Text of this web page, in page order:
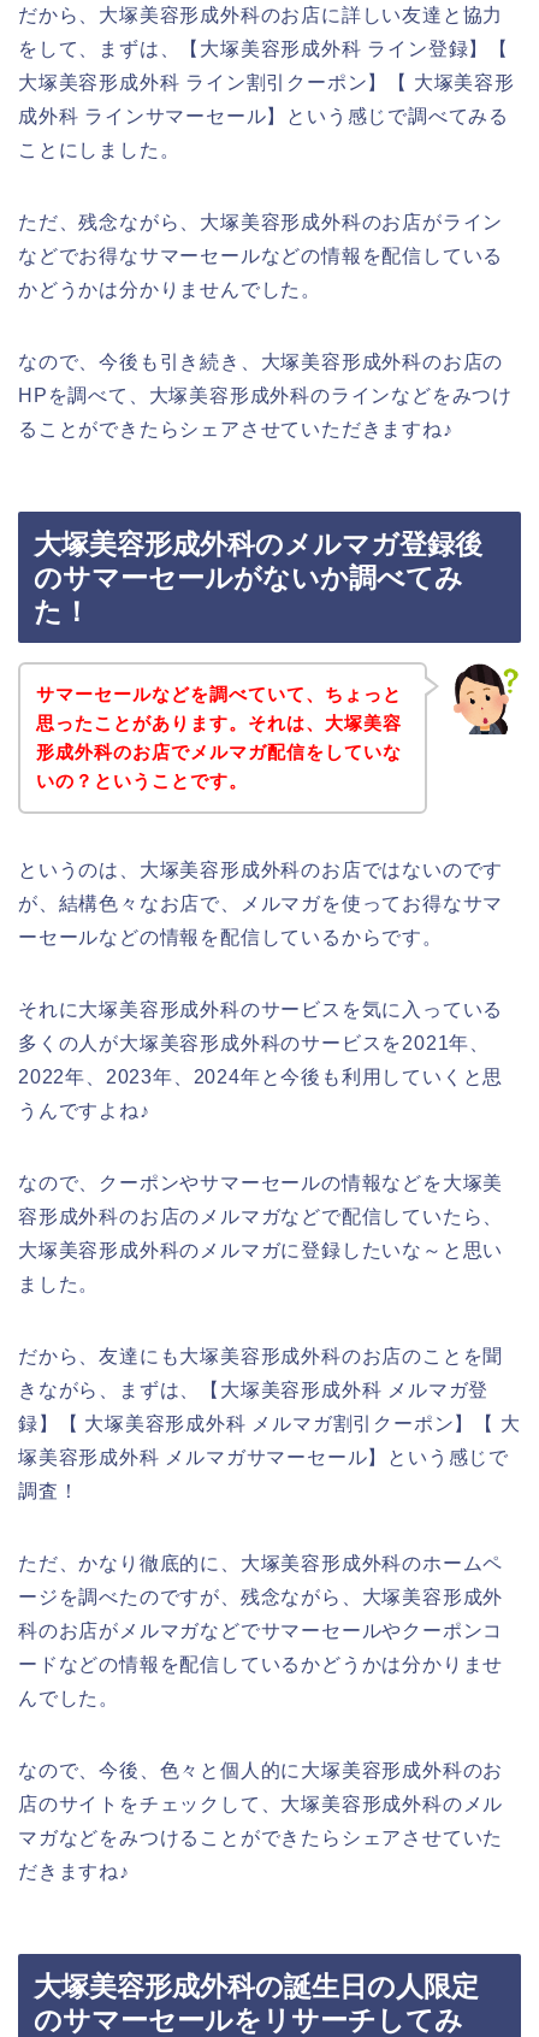
だから、大塚美容形成外科のお店に詳しい友達と協力
をして、まずは、【大塚美容形成外科 ライン登録】【
大塚美容形成外科 ライン割引クーポン】【 大塚美容形
成外科 ラインサマーセール】という感じで調べてみる
ことにしました。
ただ、残念ながら、大塚美容形成外科のお店がライン
などでお得なサマーセールなどの情報を配信している
かどうかは分かりませんでした。
なので、今後も引き続き、大塚美容形成外科のお店の
HPを調べて、大塚美容形成外科のラインなどをみつけ
ることができたらシェアさせていただきますね♪
大塚美容形成外科のメルマガ登録後
のサマーセールがないか調べてみ
た！
サマーセールなどを調べていて、ちょっと
思ったことがあります。それは、大塚美容
形成外科のお店でメルマガ配信をしていな
いの？ということです。
というのは、大塚美容形成外科のお店ではないのです
が、結構色々なお店で、メルマガを使ってお得なサマ
ーセールなどの情報を配信しているからです。
それに大塚美容形成外科のサービスを気に入っている
多くの人が大塚美容形成外科のサービスを2021年、
2022年、2023年、2024年と今後も利用していくと思
うんですよね♪
なので、クーポンやサマーセールの情報などを大塚美
容形成外科のお店のメルマガなどで配信していたら、
大塚美容形成外科のメルマガに登録したいな～と思い
ました。
だから、友達にも大塚美容形成外科のお店のことを聞
きながら、まずは、【大塚美容形成外科 メルマガ登
録】【 大塚美容形成外科 メルマガ割引クーポン】【 大
塚美容形成外科 メルマガサマーセール】という感じで
調査！
ただ、かなり徹底的に、大塚美容形成外科のホームペ
ージを調べたのですが、残念ながら、大塚美容形成外
科のお店がメルマガなどでサマーセールやクーポンコ
ードなどの情報を配信しているかどうかは分かりませ
んでした。
なので、今後、色々と個人的に大塚美容形成外科のお
店のサイトをチェックして、大塚美容形成外科のメル
マガなどをみつけることができたらシェアさせていた
だきますね♪
大塚美容形成外科の誕生日の人限定
のサマーセールをリサーチしてみ